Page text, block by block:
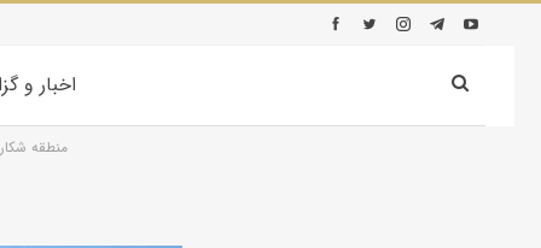
اخبار و
منطقه